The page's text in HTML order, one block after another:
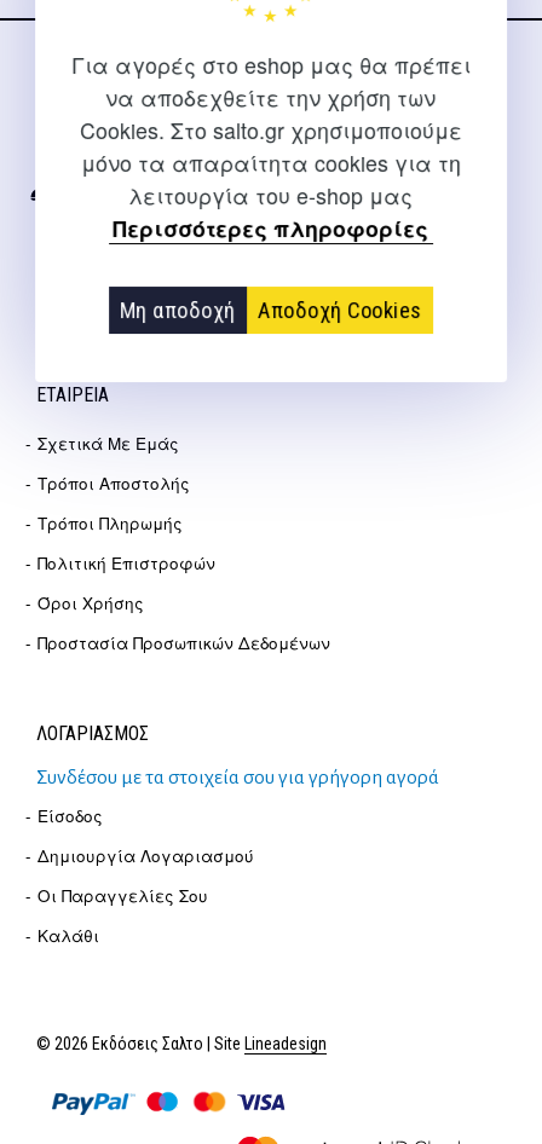
Για αγορές στο eshop μας θα πρέπει
να αποδεχθείτε την χρήση των
Cookies. Στο salto.gr χρησιμοποιούμε
μόνο τα απαραίτητα cookies για τη
λειτουργία του e-shop μας
Περισσότερες πληροφορίες
Μη αποδοχή Αποδοχή Cookies
ΕΠΙΚΟΙΝΩΝΊΑ
Για διευκρινίσεις και υποστήριξη παραγγελιών μέσω του
Internet
2310 267108
info@salto.gr
Αγγελάκη 21, Θεσσαλονίκη
ΕΤΑΙΡΕΊΑ
Σχετικά Με Εμάς
Τρόποι Αποστολής
Τρόποι Πληρωμής
Πολιτική Επιστροφών
Όροι Χρήσης
Προστασία Προσωπικών Δεδομένων
ΛΟΓΑΡΙΑΣΜΟΣ
Συνδέσου με τα στοιχεία σου για γρήγορη αγορά
Είσοδος
Δημιουργία Λογαριασμού
Οι Παραγγελίες Σου
Καλάθι
© 2026 Εκδόσεις Σαλτο | Site Lineadesign